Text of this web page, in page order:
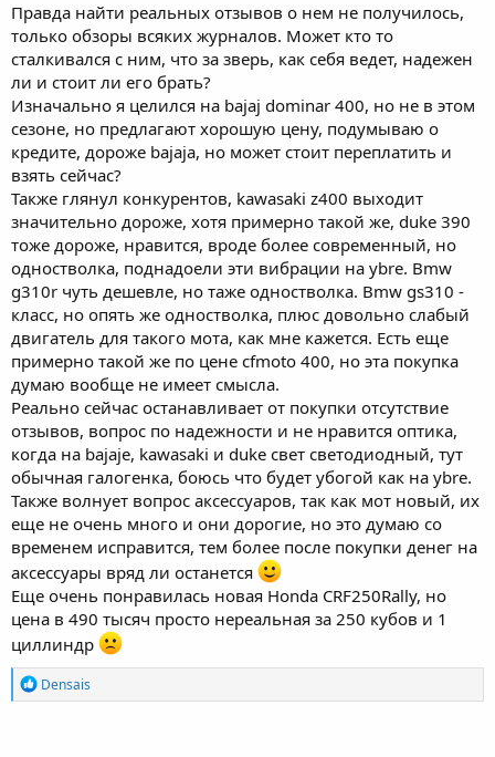
Правда найти реальных отзывов о нем не получилось,
только обзоры всяких журналов. Может кто то
сталкивался с ним, что за зверь, как себя ведет, надежен
ли и стоит ли его брать?
Изначально я целился на bajaj dominar 400, но не в этом
сезоне, но предлагают хорошую цену, подумываю о
кредите, дороже bajaja, но может стоит переплатить и
взять сейчас?
Также глянул конкурентов, kawasaki z400 выходит
значительно дороже, хотя примерно такой же, duke 390
тоже дороже, нравится, вроде более современный, но
одностволка, поднадоели эти вибрации на ybrе. Bmw
g310r чуть дешевле, но таже одностволка. Bmw gs310 -
класс, но опять же одностволка, плюс довольно слабый
двигатель для такого мота, как мне кажется. Есть еще
примерно такой же по цене cfmoto 400, но эта покупка
думаю вообще не имеет смысла.
Реально сейчас останавливает от покупки отсутствие
отзывов, вопрос по надежности и не нравится оптика,
когда на bajajе, kawasaki и duke свет светодиодный, тут
обычная галогенка, боюсь что будет убогой как на ybrе.
Также волнует вопрос аксессуаров, так как мот новый, их
еще не очень много и они дорогие, но это думаю со
временем исправится, тем более после покупки денег на
аксессуары вряд ли останется
Еще очень понравилась новая Honda CRF250Rally, но
цена в 490 тысяч просто нереальная за 250 кубов и 1
циллиндр
R
e
Densais